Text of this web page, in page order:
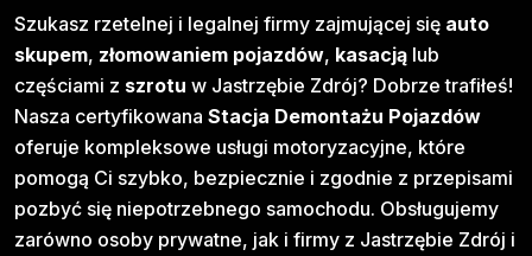
Szukasz rzetelnej i legalnej firmy zajmującej się auto
skupem, złomowaniem pojazdów, kasacją lub
częściami z szrotu w Jastrzębie Zdrój? Dobrze trafiłeś!
Nasza certyfikowana Stacja Demontażu Pojazdów
oferuje kompleksowe usługi motoryzacyjne, które
pomogą Ci szybko, bezpiecznie i zgodnie z przepisami
pozbyć się niepotrzebnego samochodu. Obsługujemy
zarówno osoby prywatne, jak i firmy z Jastrzębie Zdrój i